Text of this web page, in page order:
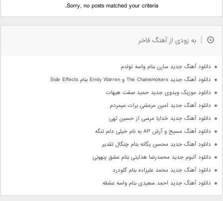
Sorry, no posts matched your criteria.
به زودی از آهنگ فاخر
دانلود آهنگ جدید سارن بنام واسه تولدم
دانلود آهنگ جدید The Chainsmokers و Emily Warren بنام Side Effects
دانلود موزیک ویدوی جدید حمید صفت هیهات
دانلود آهنگ جدید امین مرعشی برات میمردم
دانلود آهنگ جدید خدایا مرسی از حسین تهی
دانلود آهنگ مسیح و آرش AP به نام خیلی دلم تنگه
دانلود آهنگ جدید محسن یگانه بنام چنگال تقدیر
دانلود آلبوم جدید محمدرضا هدایتی بنام عشق پنهونی
دانلود آهنگ جدید محمد علیزاده بنام گلودرد
دانلود آهنگ جدید احمد سعیدی بنام واسه عشقه